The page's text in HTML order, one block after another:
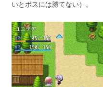
いとボスには勝てない）。